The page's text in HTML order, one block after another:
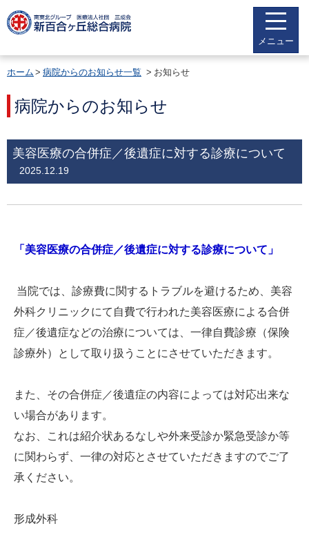
メニュー
ホーム 病院からのお知らせ一覧 お知らせ
病院からのお知らせ
美容医療の合併症／後遺症に対する診療について
2025.12.19
「美容医療の合併症／後遺症に対する診療について」
当院では、診療費に関するトラブルを避けるため、美容
外科クリニックにて自費で行われた美容医療による合併
症／後遺症などの治療については、一律自費診療（保険
診療外）として取り扱うことにさせていただきます。
また、その合併症／後遺症の内容によっては対応出来な
い場合があります。
なお、これは紹介状あるなしや外来受診か緊急受診か等
に関わらず、一律の対応とさせていただきますのでご了
承ください。
形成外科